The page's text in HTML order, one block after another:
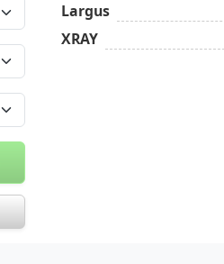
Largus
XRAY